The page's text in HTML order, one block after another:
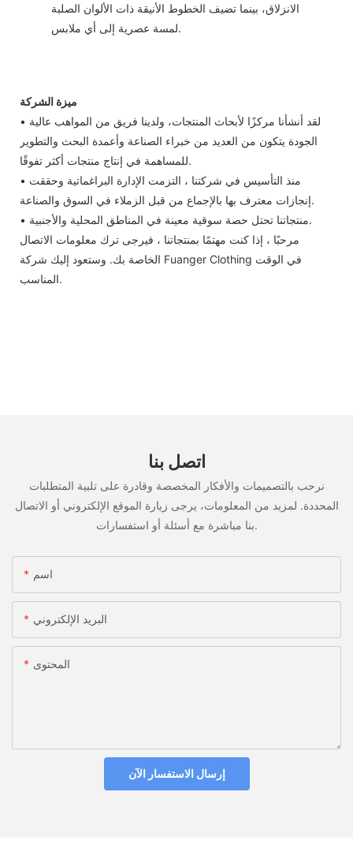
الانزلاق، بينما تضيف الخطوط الأنيقة ذات الألوان الصلبة
لمسة عصرية إلى أي ملابس.
ميزة الشركة
• لقد أنشأنا مركزًا لأبحاث المنتجات، ولدينا فريق من المواهب عالية
الجودة يتكون من العديد من خبراء الصناعة وأعمدة البحث والتطوير
للمساهمة في إنتاج منتجات أكثر تفوقًا.
• منذ التأسيس في شركتنا ، التزمت الإدارة البراغماتية وحققت
إنجازات معترف بها بالإجماع من قبل الزملاء في السوق والصناعة.
• منتجاتنا تحتل حصة سوقية معينة في المناطق المحلية والأجنبية.
مرحبًا ، إذا كنت مهتمًا بمنتجاتنا ، فيرجى ترك معلومات الاتصال
الخاصة بك. وستعود إليك شركة Fuanger Clothing في الوقت
المناسب.
اتصل بنا
نرحب بالتصميمات والأفكار المخصصة وقادرة على تلبية المتطلبات
المحددة. لمزيد من المعلومات، يرجى زيارة الموقع الإلكتروني أو الاتصال
بنا مباشرة مع أسئلة أو استفسارات.
اسم
البريد الإلكتروني
المحتوى
إرسال الاستفسار الآن